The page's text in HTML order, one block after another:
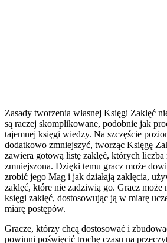
Zasady tworzenia własnej Księgi Zaklęć
są raczej skomplikowane, podobnie jak
tajemnej księgi wiedzy. Na szczęście
dodatkowo zmniejszyć, tworząc Księgę
zawiera gotową listę zaklęć, których liczba
zmniejszona. Dzięki temu gracz może
zrobić jego Mag i jak działają zaklęcia,
zaklęć, które nie zadziwią go. Gracz może
księgi zaklęć, dostosowując ją w miarę
miarę postępów.
Gracze, którzy chcą dostosować i
powinni poświęcić trochę czasu na